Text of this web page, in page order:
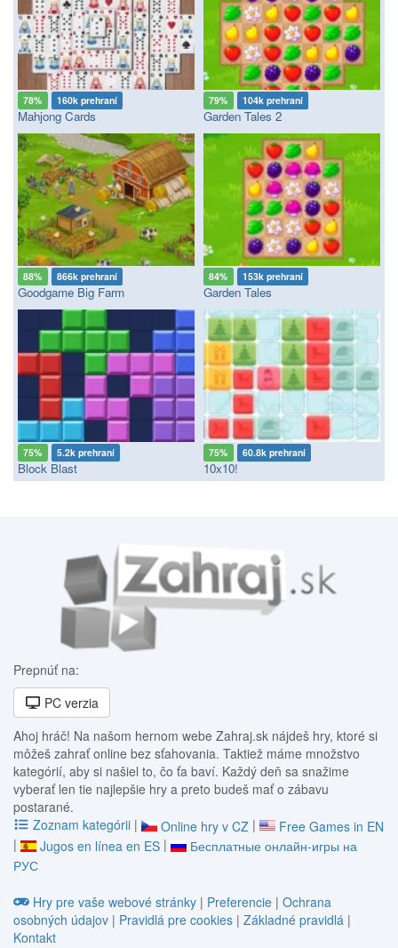
78% 160k prehraní
Mahjong Cards
79% 104k prehraní
Garden Tales 2
88% 866k prehraní
Goodgame Big Farm
84% 153k prehraní
Garden Tales
75% 5.2k prehraní
Block Blast
75% 60.8k prehraní
10x10!
Prepnúť na:
PC verzia
Ahoj hráč! Na našom hernom webe Zahraj.sk nájdeš hry, ktoré si
môžeš zahrať online bez sťahovania. Taktiež máme množstvo
kategórií, aby si našiel to, čo ťa baví. Každý deň sa snažime
vyberať len tie najlepšie hry a preto budeš mať o zábavu
postarané.
Zoznam kategórii | Online hry v CZ |
Free Games in EN
|
Jugos en línea en ES |
Бесплатные онлайн-игры на
РУС
Hry pre vaše webové stránky | Preferencie | Ochrana
osobných údajov | Pravidlá pre cookies | Základné pravidlá |
Kontakt